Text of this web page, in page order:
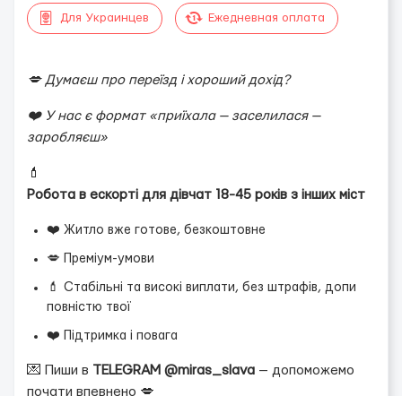
Для Украинцев Ежедневная оплата
💋 Думаєш про переїзд і хороший дохід?
❤️ У нас є формат «приїхала — заселилася —
заробляєш»
💄
Робота в ескорті для дівчат 18-45 років з інших міст
❤️ Житло вже готове, безкоштовне
💋 Преміум-умови
💄 Стабільні та високі виплати, без штрафів, допи
повністю твої
❤️ Підтримка і повага
💌 Пиши в TELEGRAM @miras_slava — допоможемо
почати впевнено 💋